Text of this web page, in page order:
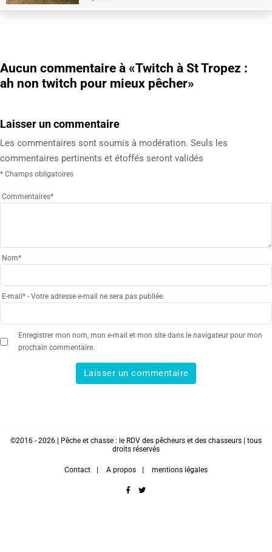
Aucun commentaire à «Twitch à St Tropez :
ah non twitch pour mieux pêcher»
Laisser un commentaire
Les commentaires sont soumis à modération. Seuls les
commentaires pertinents et étoffés seront validés
* Champs obligatoires
Commentaires*
Nom*
E-mail * - Votre adresse e-mail ne sera pas publiée.
Enregistrer mon nom, mon e-mail et mon site dans le navigateur pour mon
prochain commentaire.
©2016 - 2026 | Pêche et chasse : le RDV des pêcheurs et des chasseurs | tous
droits réservés
Contact A propos mentions légales
facebook
twitter